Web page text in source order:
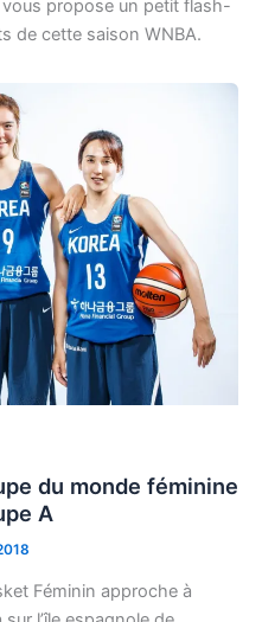
propose un petit flash-
de cette saison WNBA.
du monde féminine
A
Féminin approche à